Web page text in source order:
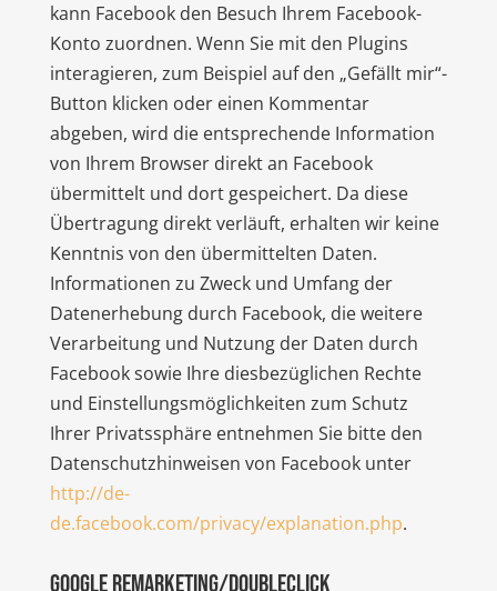
kann Facebook den Besuch Ihrem Facebook-
Konto zuordnen. Wenn Sie mit den Plugins
interagieren, zum Beispiel auf den „Gefällt mir“-
Button klicken oder einen Kommentar
abgeben, wird die entsprechende Information
von Ihrem Browser direkt an Facebook
übermittelt und dort gespeichert. Da diese
Übertragung direkt verläuft, erhalten wir keine
Kenntnis von den übermittelten Daten.
Informationen zu Zweck und Umfang der
Datenerhebung durch Facebook, die weitere
Verarbeitung und Nutzung der Daten durch
Facebook sowie Ihre diesbezüglichen Rechte
und Einstellungsmöglichkeiten zum Schutz
Ihrer Privatssphäre entnehmen Sie bitte den
Datenschutzhinweisen von Facebook unter
http://de-
de.facebook.com/privacy/explanation.php.
Google Remarketing/DoubleClick